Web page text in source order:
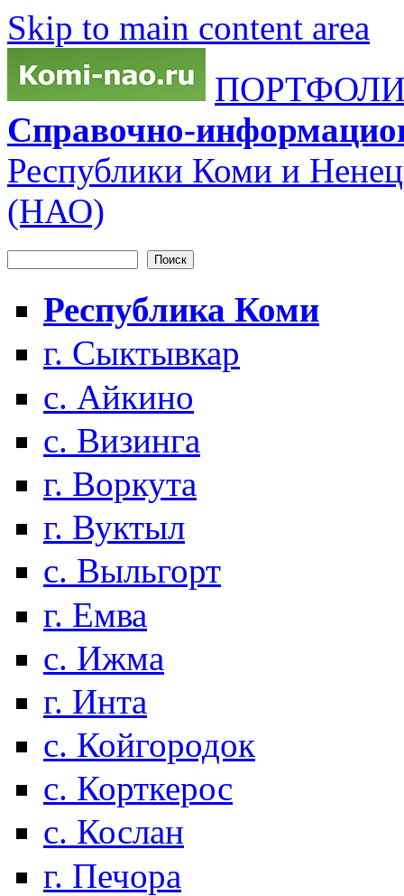
Skip to main content area
Справочно-
Республики Коми и
(НАО)
Форма поиска
Республика Коми
г. Сыктывкар
с. Айкино
с. Визинга
г. Воркута
г. Вуктыл
с. Выльгорт
г. Емва
с. Ижма
г. Инта
с. Койгородок
с. Корткерос
с. Кослан
г. Печора